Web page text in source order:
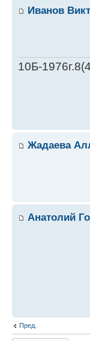
Иванов
10Б-
Жадаева
Анатолий
Пред.